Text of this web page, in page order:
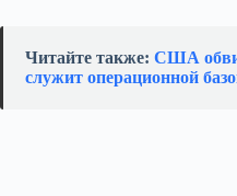
Читайте также: США
служит операционной